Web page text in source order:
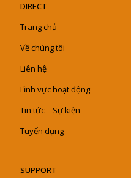
DIRECT
Trang chủ
Về chúng tôi
Liên hệ
Lĩnh vực hoạt động
Tin tức – Sự kiện
Tuyển dụng
SUPPORT